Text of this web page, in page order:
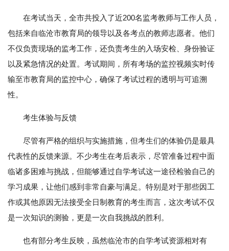
在考试当天，全市共投入了近200名监考教师与工作人员，
包括来自临沧市教育局的领导以及各考点的教师志愿者。他们
不仅负责现场的监考工作，还负责考生的入场安检、身份验证
以及紧急情况的处置。考试期间，所有考场的监控视频实时传
输至市教育局的监控中心，确保了考试过程的透明与可追溯
性。
考生体验与反馈
尽管有严格的组织与实施措施，但考生们的体验仍是最具
代表性的反馈来源。不少考生在考后表示，尽管准备过程中面
临诸多困难与挑战，但能够通过自学考试这一途径检验自己的
学习成果，让他们感到非常自豪与满足。特别是对于那些因工
作或其他原因无法接受全日制教育的考生而言，这次考试不仅
是一次知识的测验，更是一次自我挑战的胜利。
也有部分考生反映，虽然临沧市的自学考试资源相对有